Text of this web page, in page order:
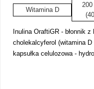
Witamina D
Inulina OraftiGR - błonnik
cholekalcyferol (witamina
kapsułka celulozowa -